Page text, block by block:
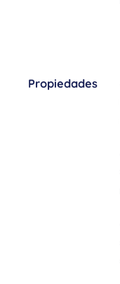
Propiedades